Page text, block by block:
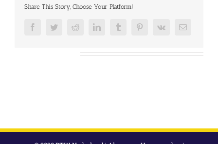
Share This Story, Choose Your Platform!
FacebookTwitterRedditLinkedInTumblr PinterestVk
E-